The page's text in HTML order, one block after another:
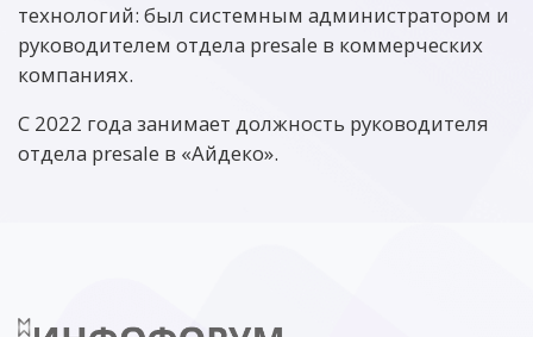
технологий: был системным администратором и
руководителем отдела presale в коммерческих
компаниях.
С 2022 года занимает должность руководителя
отдела presale в «Айдеко».